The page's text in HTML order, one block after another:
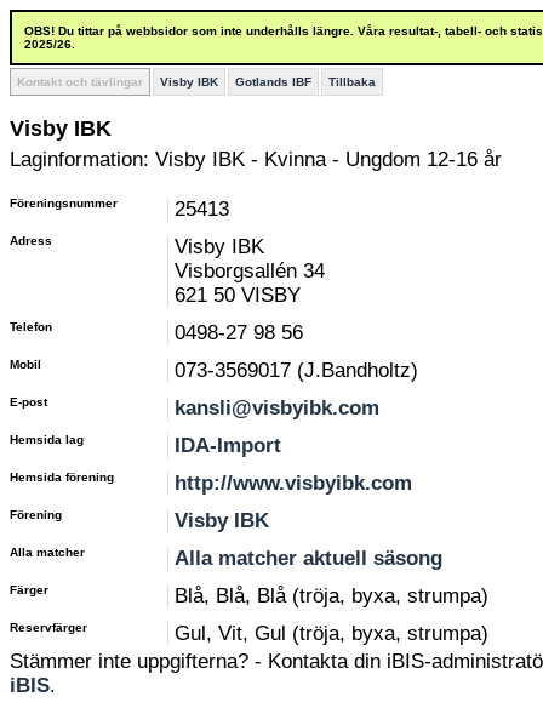
OBS! Du tittar på webbsidor som inte underhålls längre. Våra resultat-, tabell- och
2025/26.
Kontakt och tävlingar Visby IBK Gotlands IBF Tillbaka
Visby IBK
Laginformation: Visby IBK - Kvinna - Ungdom 12-16 år
Föreningsnummer 25413
Adress
Visby IBK
Visborgsallén 34
621 50 VISBY
Telefon 0498-27 98 56
Mobil 073-3569017 (J.Bandholtz)
E-post kansli@visbyibk.com
Hemsida lag IDA-Import
Hemsida förening http://www.visbyibk.com
Förening Visby IBK
Alla matcher Alla matcher aktuell säsong
Färger Blå, Blå, Blå (tröja, byxa, strumpa)
Reservfärger
Gul, Vit, Gul (tröja, byxa, strumpa)
Stämmer inte uppgifterna? - Kontakta din iBIS-
iBIS.